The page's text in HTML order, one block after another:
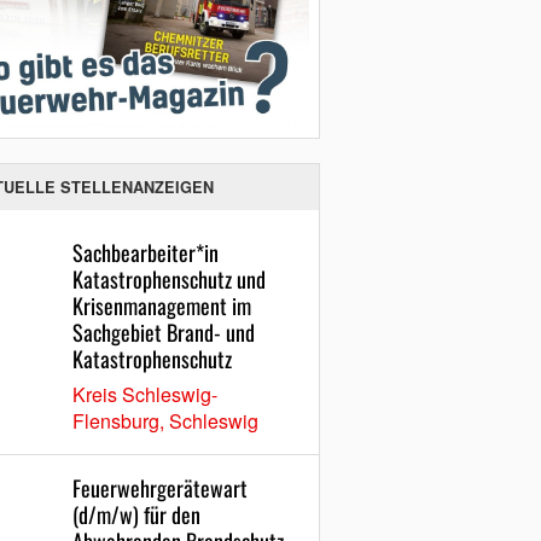
STELLENANZEIGEN
Sachbearbeiter*in
Katastrophenschutz und
Krisenmanagement im
Sachgebiet Brand- und
Katastrophenschutz
Kreis Schleswig-
Flensburg, Schleswig
Feuerwehrgerätewart
(d/m/w) für den